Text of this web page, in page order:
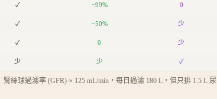
✓ ~99% 0
✓ ~50% 少
✓ 0 少
少 少 ✓
腎絲球過濾率 (GFR) ≈ 125 mL/min，每日過濾 180 L，但只排 1.5 L 尿